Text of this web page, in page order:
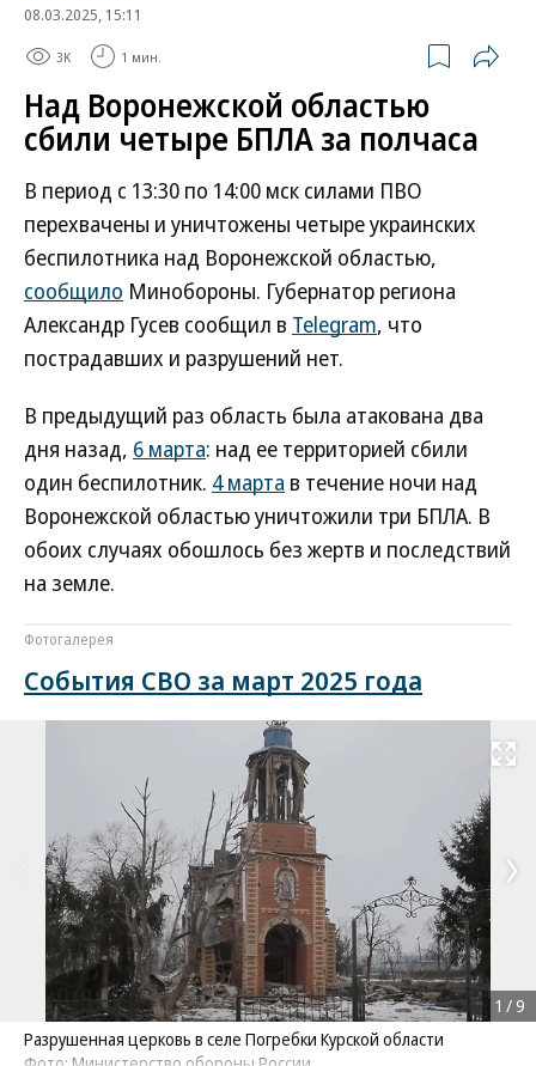
08.03.2025, 15:11
3K 1 мин.
Над Воронежской областью
сбили четыре БПЛА за полчаса
В период с 13:30 по 14:00 мск силами ПВО
перехвачены и уничтожены четыре украинских
беспилотника над Воронежской областью,
сообщило Минобороны. Губернатор региона
Александр Гусев сообщил в Telegram, что
пострадавших и разрушений нет.
В предыдущий раз область была атакована два
дня назад, 6 марта: над ее территорией сбили
один беспилотник. 4 марта в течение ночи над
Воронежской областью уничтожили три БПЛА. В
обоих случаях обошлось без жертв и последствий
на земле.
Фотогалерея
События СВО за март 2025 года
Развернуть
Разрушенная церковь в селе Погребки Курской области
1 / 9